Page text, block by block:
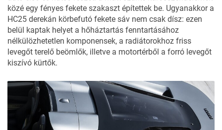
közé egy fényes fekete szakaszt építettek be. Ugyanakkor a
HC25 derekán körbefutó fekete sáv nem csak dísz: ezen
belül kaptak helyet a hőháztartás fenntartásához
nélkülözhetetlen komponensek, a radiátorokhoz friss
levegőt terelő beömlők, illetve a motortérből a forró levegőt
kiszívó kürtők.